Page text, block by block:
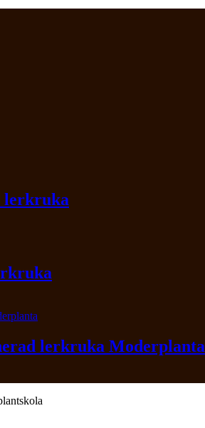
lerkruka
lerkruka Moderplanta